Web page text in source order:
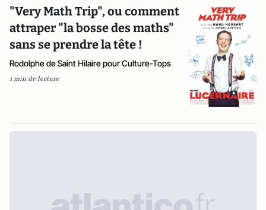
"Very Math Trip", ou comment
attraper "la bosse des maths"
sans se prendre la tête !
Rodolphe de Saint Hilaire pour Culture-Tops
1 min de lecture